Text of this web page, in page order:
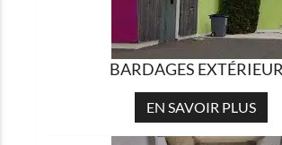
BARDAGES
EN SAVOIR PLUS